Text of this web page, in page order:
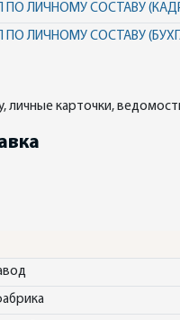
ПО ЛИЧНОМУ СОСТАВУ
ПО ЛИЧНОМУ СОСТАВУ
личные карточки,